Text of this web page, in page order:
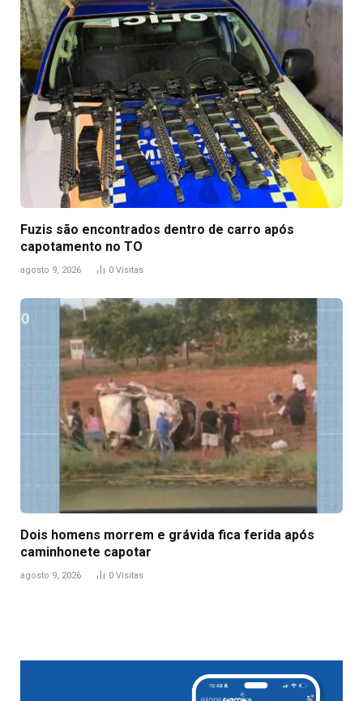
Fuzis são encontrados dentro de carro após
capotamento no TO
agosto 9, 2026 0 Visitas
Dois homens morrem e grávida fica ferida após
caminhonete capotar
agosto 9, 2026 0 Visitas